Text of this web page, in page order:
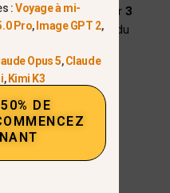
seulement télécharger3
dépasser les limites du
:Voyage à mi-
Pro,Image GPT 2,
Opus 5,Claude
,Kimi K3
DE